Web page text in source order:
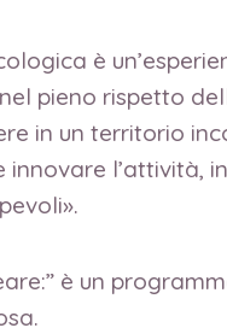
è
pieno rispetto
in un territorio
innovare l’attività,
è un